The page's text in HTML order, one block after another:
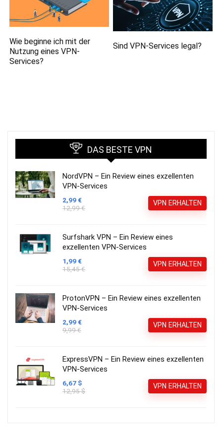
Wie beginne ich mit der
Nutzung eines VPN-
Services?
Sind VPN-Services legal?
DAS BESTE VPN
NordVPN – Ein Review eines exzellenten
VPN-Services
2,99 €
12,99 €
VPN ERHALTEN
Surfshark VPN – Ein Review eines
exzellenten VPN-Services
1,99 €
15,45 €
VPN ERHALTEN
ProtonVPN – Ein Review eines exzellenten
VPN-Services
2,99 €
9,99 €
VPN ERHALTEN
ExpressVPN – Ein Review eines exzellenten
VPN-Services
6,67 $
12,95 $
VPN ERHALTEN